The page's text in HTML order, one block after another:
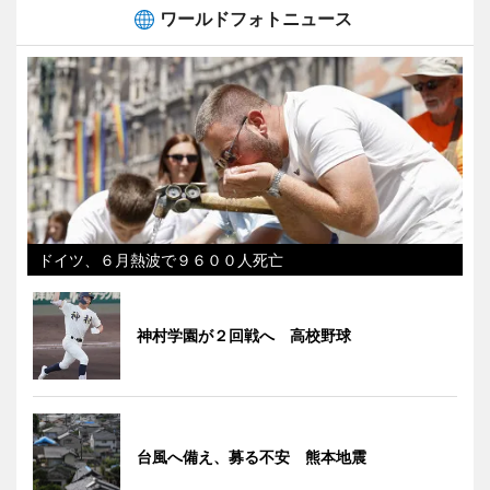
ワールドフォトニュース
ドイツ、６月熱波で９６００人死亡
神村学園が２回戦へ 高校野球
台風へ備え、募る不安 熊本地震